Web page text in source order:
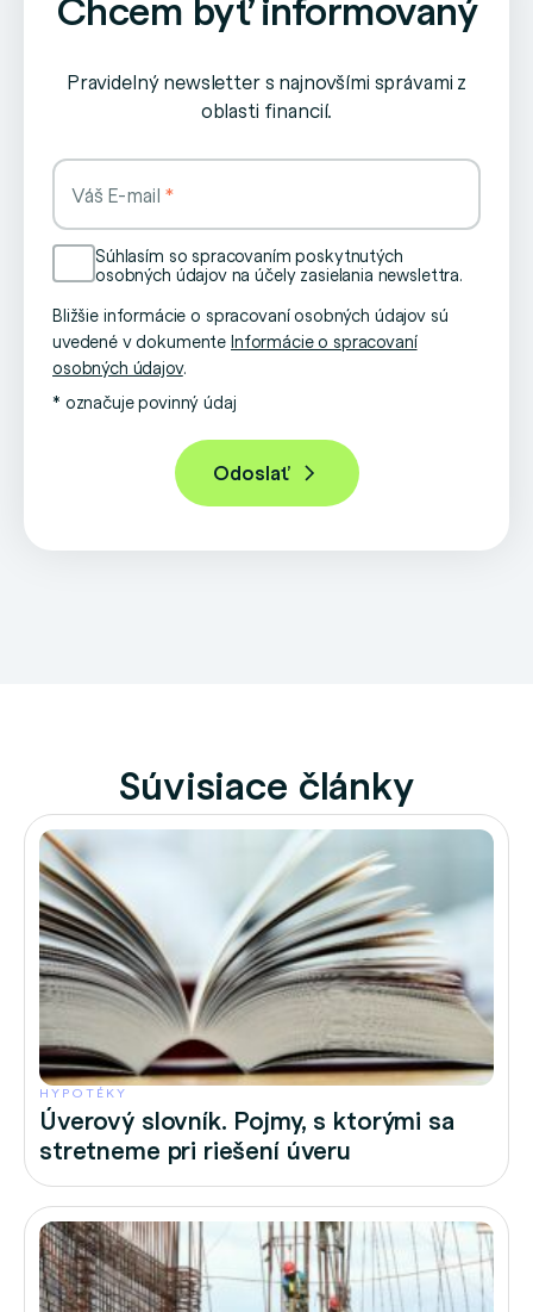
Pravidelný newsletter s najnovšími správami z
oblasti financií.
Váš E-mail
Súhlasím so spracovaním poskytnutých
osobných údajov na účely zasielania newslettra.
Bližšie informácie o spracovaní osobných údajov sú
uvedené v dokumente Informácie o spracovaní
osobných údajov.
* označuje povinný údaj
Súvisiace články
HYPOTÉKY
Úverový slovník. Pojmy, s ktorými sa
stretneme pri riešení úveru